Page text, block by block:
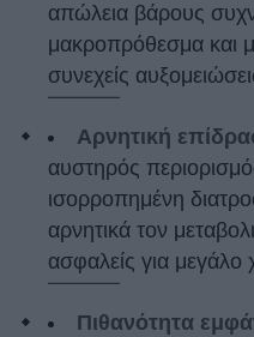
απώλεια βάρους
μακροπρόθεσμα και
συνεχείς
Αρνητική
αυστηρός
ισορροπημένη
αρνητικά τον
ασφαλείς για μεγάλο
Πιθανότητα